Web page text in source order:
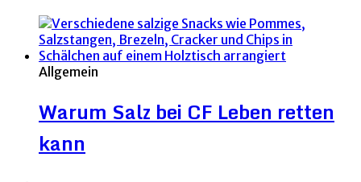
Allgemein
Warum Salz bei CF Leben retten
kann